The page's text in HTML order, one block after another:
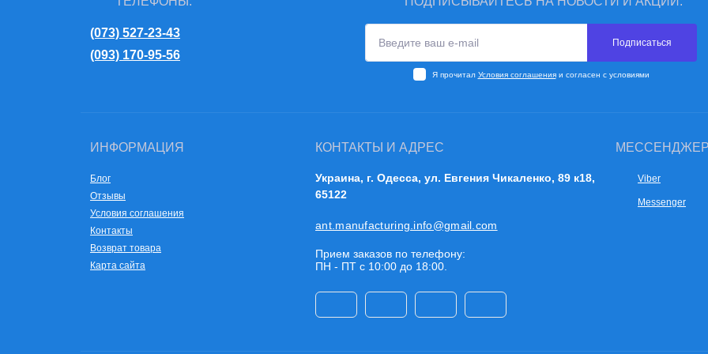
(073) 527-23-43
(093) 170-95-56
Подписаться
Я прочитал Условия соглашенияи согласен с условиями
ИНФОРМАЦИЯ
Блог
Отзывы
Условия соглашения
Контакты
Возврат товара
Карта сайта
КОНТАКТЫ И АДРЕС
Украина, г. Одесса, ул. Евгения Чикаленко, 89 к18,
65122
ant.manufacturing.info@gmail.com
Прием заказов по телефону:
ПН - ПТ с 10:00 до 18:00.
Viber
Messenger